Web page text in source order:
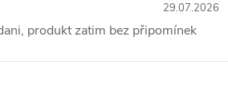
29.07.2026
produkt zatim bez připomínek